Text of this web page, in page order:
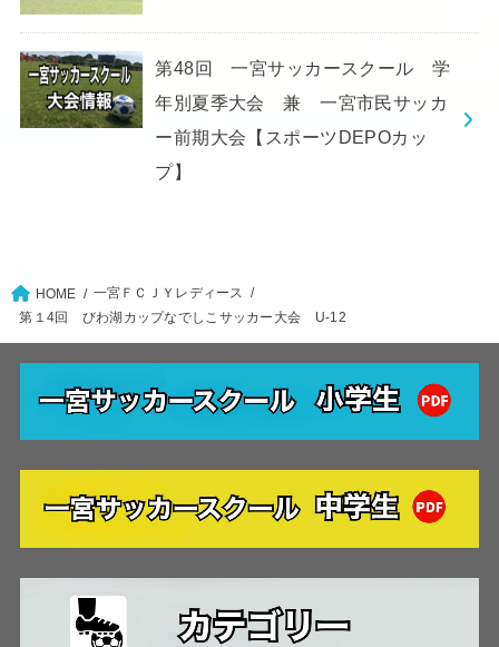
第48回 一宮サッカースクール 学
年別夏季大会 兼 一宮市民サッカ
ー前期大会【スポーツDEPOカッ
プ】
HOME
一宮ＦＣＪＹレディース
第１4回 びわ湖カップなでしこサッカー大会 U-12